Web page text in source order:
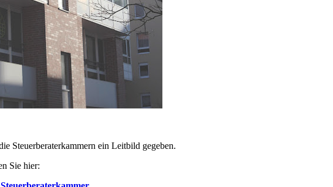
Steuerberaterkammern ein Leitbild gegeben.
Sie hier: